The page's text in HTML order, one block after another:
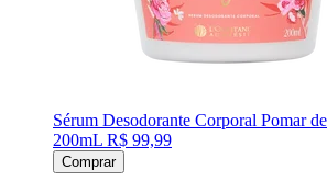
Sérum Desodorante Corporal Pomar
200mL R$ 99,99
Comprar